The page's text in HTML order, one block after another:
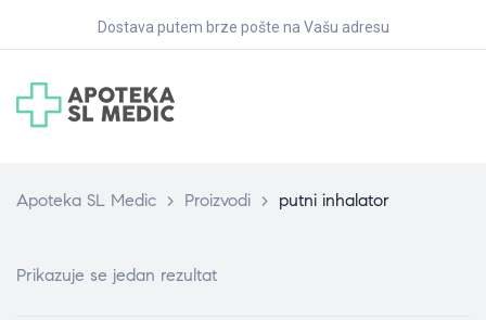
Dostava putem brze pošte na Vašu adresu
Apoteka SL Medic > Proizvodi > putni inhalator
Prikazuje se jedan rezultat